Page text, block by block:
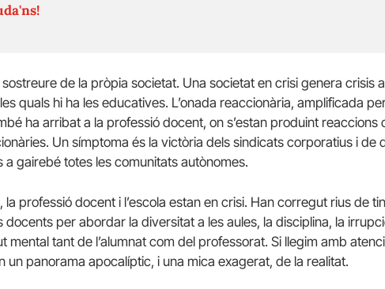
sostreure de la pròpia societat. Una societat en crisi genera crisis
quals hi ha les educatives. L’onada reaccionària, amplificada
ha arribat a la professió docent, on s’estan produint reaccions
Un símptoma és la victòria dels sindicats corporatius i de
a gairebé totes les comunitats autònomes.
la professió docent i l’escola estan en crisi. Han corregut rius de
docents per abordar la diversitat a les aules, la disciplina, la
mental tant de l’alumnat com del professorat. Si llegim amb
un panorama apocalíptic, i una mica exagerat, de la realitat.